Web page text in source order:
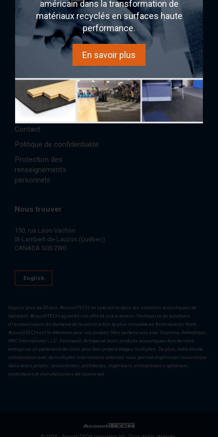
Ecore
AcoustiTECH
Services et solutions
À propos
Partenaires
Réalisations/Études de cas
Références
Contact
Politique de confidentialité
Protection des
renseignements
personnels
Acheter
Expérience sonore
AcoustiCONDO
Où acheter
Boutique
Nous trouver
150, rue Léon-Vachon
St-Lambert-de-Lauzon (Québec)
CANADA G0S 2W0
English
Depuis plus de 20 ans, AcoustiTECH se spécialise dans les solutions acoustiques de
bâtiment. AcoustiTECH agrandit son offre et vise à devenir l’entreprise de solutions
d’insonorisation du domaine de la construction la plus complète en Amérique du Nord.
AcoustiTECH est la référence pour vos projets! Nos partenariats avec Soprema, Rothoblaas,
PAC International LLC., Fermacell, Artopex et leurs produits acoustiques font de notre
entreprise un partenaire de choix pour tout projet à étages multiples. De plus, notre étroite
collaboration avec de multiples intervenants externes nous permet d’optimiser l’acoustique
dans leurs projets : acousticiens, architectes, ingénieurs, entrepreneurs généraux,
promoteurs et manufacturiers de couvre-sol.
américain dans la transformation de
matériaux recyclés en surfaces haute
performance.
En savoir plus